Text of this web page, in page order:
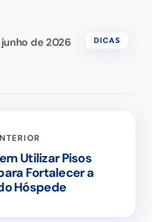
junho de 2026 DICAS
Utilizar Pisos
Fortalecer a
Hóspede